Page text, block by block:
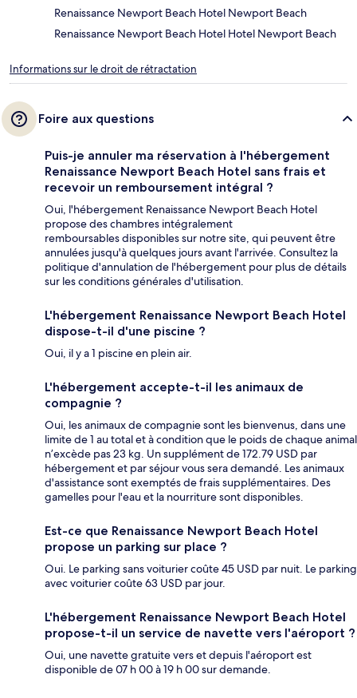
Renaissance Newport Beach Hotel Newport Beach
Renaissance Newport Beach Hotel Hotel Newport Beach
Informations sur le droit de rétractation
Foire aux questions
Puis-je annuler ma réservation à l'hébergement
Renaissance Newport Beach Hotel sans frais et
recevoir un remboursement intégral ?
Oui, l'hébergement Renaissance Newport Beach Hotel
propose des chambres intégralement
remboursables disponibles sur notre site, qui peuvent être
annulées jusqu'à quelques jours avant l'arrivée. Consultez la
politique d'annulation de l'hébergement pour plus de détails
sur les conditions générales d'utilisation.
L'hébergement Renaissance Newport Beach Hotel
dispose-t-il d'une piscine ?
Oui, il y a 1 piscine en plein air.
L'hébergement accepte-t-il les animaux de
compagnie ?
Oui, les animaux de compagnie sont les bienvenus, dans une
limite de 1 au total et à condition que le poids de chaque animal
n’excède pas 23 kg. Un supplément de 172.79 USD par
hébergement et par séjour vous sera demandé. Les animaux
d'assistance sont exemptés de frais supplémentaires. Des
gamelles pour l'eau et la nourriture sont disponibles.
Est-ce que Renaissance Newport Beach Hotel
propose un parking sur place ?
Oui. Le parking sans voiturier coûte 45 USD par nuit. Le parking
avec voiturier coûte 63 USD par jour.
L'hébergement Renaissance Newport Beach Hotel
propose-t-il un service de navette vers l'aéroport ?
Oui, une navette gratuite vers et depuis l'aéroport est
disponible de 07 h 00 à 19 h 00 sur demande.